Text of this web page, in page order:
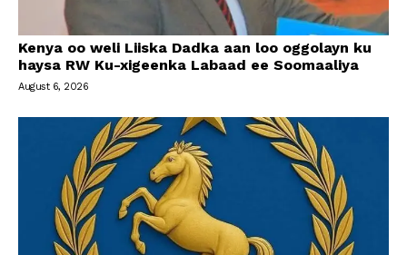
Kenya oo weli Liiska Dadka aan loo oggolayn ku
haysa RW Ku-xigeenka Labaad ee Soomaaliya
August 6, 2026